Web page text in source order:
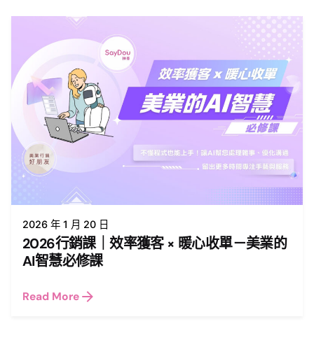
2026 年 1 月 20 日
2026行銷課｜效率獲客 × 暖心收單－美業的
AI智慧必修課
Read More